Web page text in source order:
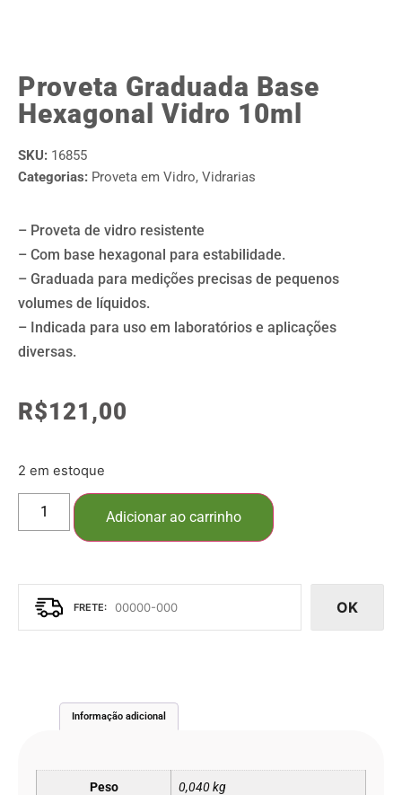
Proveta Graduada Base
Hexagonal Vidro 10ml
SKU: 16855
Categorias: Proveta em Vidro, Vidrarias
– Proveta de vidro resistente
– Com base hexagonal para estabilidade.
– Graduada para medições precisas de pequenos
volumes de líquidos.
– Indicada para uso em laboratórios e aplicações
diversas.
R$121,00
2 em estoque
Adicionar ao carrinho
OK
Informação adicional
Peso 0,040 kg